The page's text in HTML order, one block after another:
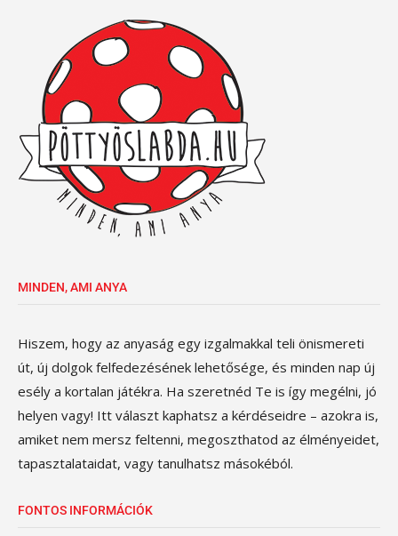
MINDEN, AMI ANYA
Hiszem, hogy az anyaság egy izgalmakkal teli önismereti
út, új dolgok felfedezésének lehetősége, és minden nap új
esély a kortalan játékra. Ha szeretnéd Te is így megélni, jó
helyen vagy! Itt választ kaphatsz a kérdéseidre – azokra is,
amiket nem mersz feltenni, megoszthatod az élményeidet,
tapasztalataidat, vagy tanulhatsz másokéból.
FONTOS INFORMÁCIÓK